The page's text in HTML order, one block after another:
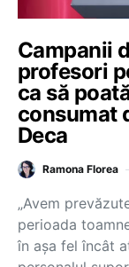
Campanii
profesori
ca să
consumat
Deca
Ramona Florea
„Avem
perioada
în așa fel încât